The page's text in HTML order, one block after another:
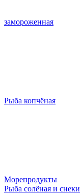
замороженная
Рыба копчёная
Морепродукты
Рыба солёная и снеки